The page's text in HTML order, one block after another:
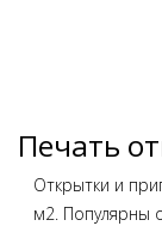
Печать
Открытки и
м2. Популярны